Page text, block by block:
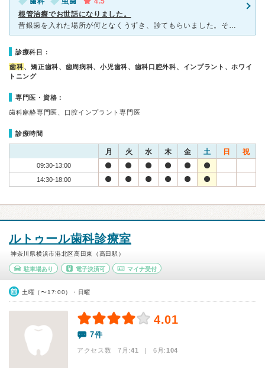
根管治療でお世話になりました。
昔銀歯を入れた場所が何となくうずき、診てもらいました。そうしたら根っこの方まで及ぶ大きな虫歯になってしまっていました…！銀歯の裏側の方で自分では虫歯に気付かない位置でした。すぐに治療してもらいました。
診療科目：
歯科、矯正歯科、歯周病科、小児歯科、歯科口腔外科、インプラント、ホワイ
トニング
専門医・資格：
歯科麻酔専門医、口腔インプラント専門医
診療時間
月 火 水 木 金 土 日 祝
09:30-13:00
14:30-18:00
ルトゥール歯科診療室
神奈川県横浜市港北区高田東（高田駅）
駐車場あり 電子決済可 マイナ受付
土曜（〜17:00）・日曜
4.01
7件
アクセス数 7月:41 | 6月:104